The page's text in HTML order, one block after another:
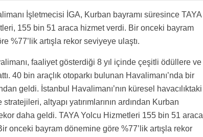
İşletmecisi İGA, Kurban bayramı süresince TAYA
155 bin 51 araca hizmet verdi. Bir onceki bayram
%77’lik artışla rekor seviyeye ulaştı.
faaliyet gösterdiği 8 yıl içinde çeşitli ödüllere ve
40 bin araçlık otoparkı bulunan Havalimanı’nda bir
geldi. İstanbul Havalimanı’nın küresel havacılıktaki
altyapı yatırımlarının ardından Kurban
daha geldi. TAYA Yolcu Hizmetleri 155 bin 51 araca
onceki bayram dönemine göre %77’lik artışla rekor